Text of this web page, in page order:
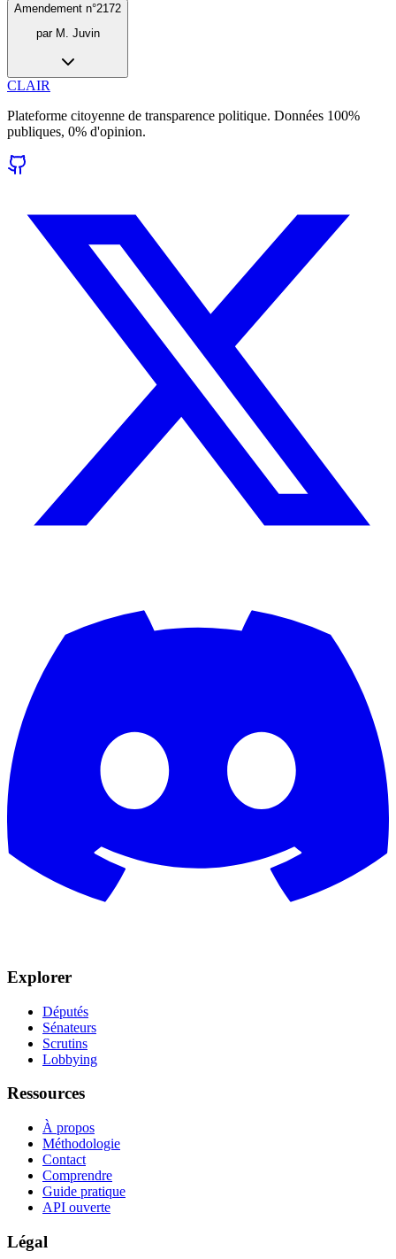
Amendement n°2172
par M. Juvin
CLAIR
Plateforme citoyenne de transparence politique. Données 100%
publiques, 0% d'opinion.
Explorer
Députés
Sénateurs
Scrutins
Lobbying
Ressources
À propos
Méthodologie
Contact
Comprendre
Guide pratique
API ouverte
Légal